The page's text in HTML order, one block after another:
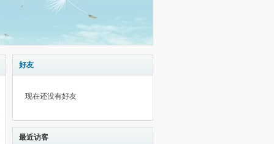
好友
现在还没有好友
最近访客